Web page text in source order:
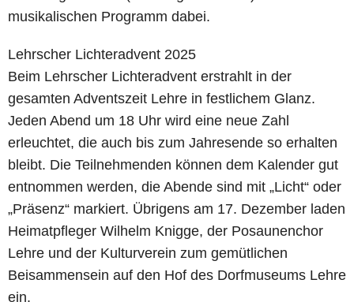
musikalischen Programm dabei.
Lehrscher Lichteradvent 2025
Beim Lehrscher Lichteradvent erstrahlt in der
gesamten Adventszeit Lehre in festlichem Glanz.
Jeden Abend um 18 Uhr wird eine neue Zahl
erleuchtet, die auch bis zum Jahresende so erhalten
bleibt. Die Teilnehmenden können dem Kalender gut
entnommen werden, die Abende sind mit „Licht“ oder
„Präsenz“ markiert. Übrigens am 17. Dezember laden
Heimatpfleger Wilhelm Knigge, der Posaunenchor
Lehre und der Kulturverein zum gemütlichen
Beisammensein auf den Hof des Dorfmuseums Lehre
ein.